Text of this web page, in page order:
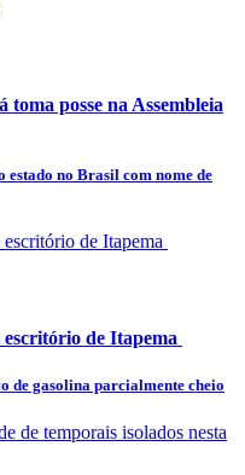
posse na Assembleia
estado no Brasil com nome de
de Itapema
de gasolina parcialmente cheio